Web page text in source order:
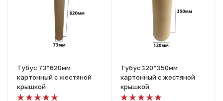
Тубус 73*620мм
картонный с жестяной
крышкой
Тубус 120*350мм
картонный с жестяной
крышкой